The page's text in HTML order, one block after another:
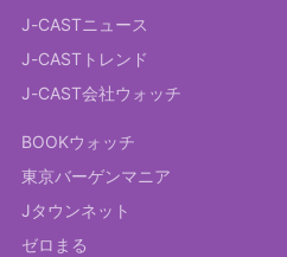
J-CASTニュース
J-CASTトレンド
J-CAST会社ウォッチ
BOOKウォッチ
東京バーゲンマニア
Jタウンネット
ゼロまる